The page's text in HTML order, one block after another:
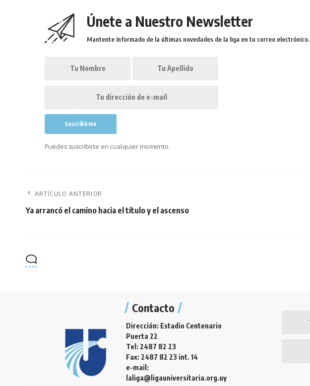
Únete a Nuestro Newsletter
Mantente informado de la últimas novedades de la liga en tu correo electrónico.
Puedes suscribirte en cualquier momento.
ARTÍCULO ANTERIOR
Ya arrancó el camino hacia el título y el ascenso
Contacto
Dirección: Estadio Centenario
Puerta 22
Tel: 2487 82 23
Fax: 2487 82 23 int. 14
e-mail:
laliga@ligauniversitaria.org.uy